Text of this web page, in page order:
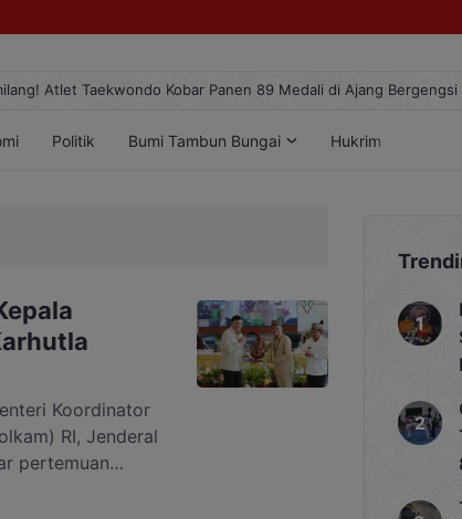
Atlet Taekwondo Kobar Panen 89 Medali di Ajang
Politik Bumi Tambun Bungai Hukrim
Koordinator
RI, Jenderal
pertemuan
(Kalteng) di